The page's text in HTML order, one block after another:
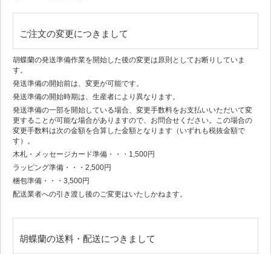
ご注文の変更につきまして
胡蝶蘭の発送準備作業を開始した後の変更は原則としてお断りしていま
す。
発送準備の開始前は、変更が可能です。
発送準備の開始時期は、生産者により異なります。
発送準備の一部を開始している場合、変更手数料をお支払いいただいて変
更することが可能な場合がありますので、お問合せください。この場合の
変更手数料は次の金額を合算した金額となります（いずれも税抜金額で
す）。
木札・メッセージカード準備・・・1,500円
ラッピング準備・・・2,500円
梱包準備・・・3,500円
配送業者への引き渡し後のご変更はいたしかねます。
胡蝶蘭の送料・配送につきまして